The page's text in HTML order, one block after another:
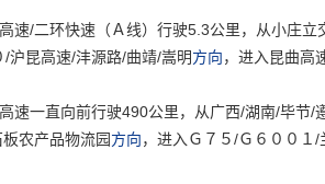
速/二环快速（Ａ线）行驶5.3公里，从小庄立
/沪昆高速/沣源路/曲靖/嵩明方向，进入昆曲高
速一直向前行驶490公里，从广西/湖南/毕节/
农产品物流园方向，进入Ｇ７５/Ｇ６００１ /